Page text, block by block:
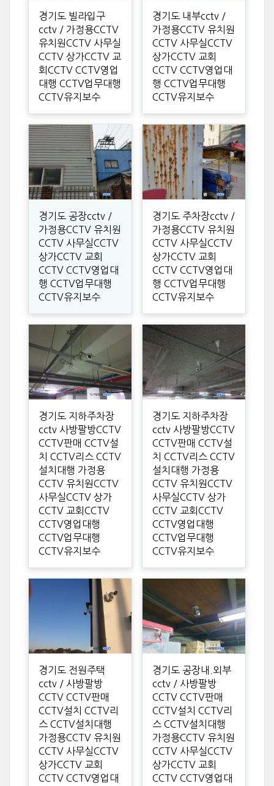
경기도 빌라입구
cctv / 가정용CCTV
유치원CCTV 사무실
CCTV 상가CCTV 교
회CCTV CCTV영업
대행 CCTV업무대행
CCTV유지보수
경기도 내부cctv /
가정용CCTV 유치원
CCTV 사무실CCTV
상가CCTV 교회
CCTV CCTV영업대
행 CCTV업무대행
CCTV유지보수
경기도 공장cctv /
가정용CCTV 유치원
CCTV 사무실CCTV
상가CCTV 교회
CCTV CCTV영업대
행 CCTV업무대행
CCTV유지보수
경기도 주차장cctv /
가정용CCTV 유치원
CCTV 사무실CCTV
상가CCTV 교회
CCTV CCTV영업대
행 CCTV업무대행
CCTV유지보수
경기도 지하주차장
cctv 사방팔방CCTV
CCTV판매 CCTV설
치 CCTV리스 CCTV
설치대행 가정용
CCTV 유치원CCTV
사무실CCTV 상가
CCTV 교회CCTV
CCTV영업대행
CCTV업무대행
CCTV유지보수
경기도 지하주차장
cctv 사방팔방CCTV
CCTV판매 CCTV설
치 CCTV리스 CCTV
설치대행 가정용
CCTV 유치원CCTV
사무실CCTV 상가
CCTV 교회CCTV
CCTV영업대행
CCTV업무대행
CCTV유지보수
경기도 전원주택
cctv / 사방팔방
CCTV CCTV판매
CCTV설치 CCTV리
스 CCTV설치대행
가정용CCTV 유치원
CCTV 사무실CCTV
상가CCTV 교회
CCTV CCTV영업대
경기도 공장내.외부
cctv / 사방팔방
CCTV CCTV판매
CCTV설치 CCTV리
스 CCTV설치대행
가정용CCTV 유치원
CCTV 사무실CCTV
상가CCTV 교회
CCTV CCTV영업대